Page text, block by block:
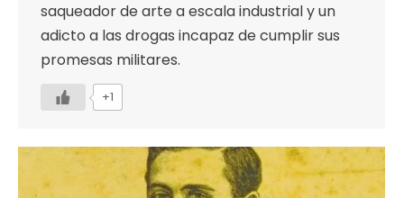
saqueador de arte a escala industrial y un
adicto a las drogas incapaz de cumplir sus
promesas militares.
+1